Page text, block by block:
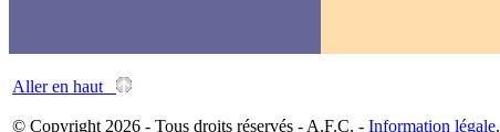
Aller en haut
© Copyright 2026 - Tous droits réservés - A.F.C. - Information légale.